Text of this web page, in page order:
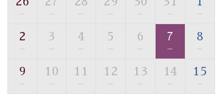
・環境に配慮したアメニティをご用意
・駐車場完備
・チェックイン15時、チェックアウト10時
【お食事】
・朝夕個室料亭で個室食
— — — — — — —
2
—
3
—
4
—
5
—
6
—
7
—
8
—
9
—
10
—
11
—
12
—
13
—
14
—
15
—